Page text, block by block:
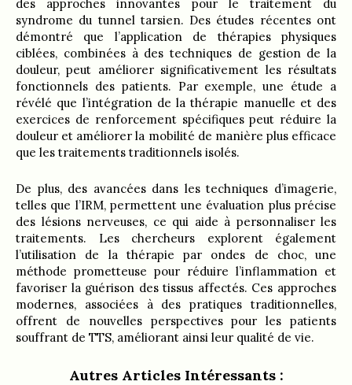
des approches innovantes pour le traitement du
syndrome du tunnel tarsien. Des études récentes ont
démontré que l’application de thérapies physiques
ciblées, combinées à des techniques de gestion de la
douleur, peut améliorer significativement les résultats
fonctionnels des patients. Par exemple, une étude a
révélé que l’intégration de la thérapie manuelle et des
exercices de renforcement spécifiques peut réduire la
douleur et améliorer la mobilité de manière plus efficace
que les traitements traditionnels isolés.
De plus, des avancées dans les techniques d’imagerie,
telles que l’IRM, permettent une évaluation plus précise
des lésions nerveuses, ce qui aide à personnaliser les
traitements. Les chercheurs explorent également
l’utilisation de la thérapie par ondes de choc, une
méthode prometteuse pour réduire l’inflammation et
favoriser la guérison des tissus affectés. Ces approches
modernes, associées à des pratiques traditionnelles,
offrent de nouvelles perspectives pour les patients
souffrant de TTS, améliorant ainsi leur qualité de vie.
Autres Articles Intéressants :